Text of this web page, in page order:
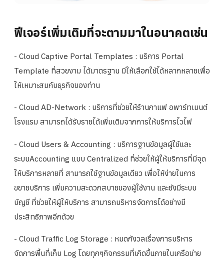
ฟีเจอร์เพิ่มเติมที่จะตามมาในอนาคตเช่น
- Cloud Captive Portal Templates : บริการ Portal
Template ที่สวยงาม ได้มาตรฐาน มีให้เลือกใช้ได้หลากหลายเพื่อ
ให้เหมาะสมกับธุรกิจของท่าน
- Cloud AD-Network : บริการที่ช่วยให้ร้านกาแฟ อพาร์ทเมนต์
โรงแรม สามารถได้รับรายได้เพิ่มเติมจากการให้บริการไวไฟ
- Cloud Users & Accounting : บริการฐานข้อมูลผู้ใช้และ
ระบบAccounting แบบ Centralized ที่ช่วยให้ผู้ให้บริการที่มีจุด
ให้บริการหลายที่ สามารถใช้ฐานข้อมูลเดียว เพื่อให้ง่ายในการ
ขยายบริการ เพิ่มความสะดวกสบายของผู้ใช้งาน และยังมีระบบ
บัญชี ที่ช่วยให้ผู้ให้บริการ สามารถบริหารจัดการได้อย่างมี
ประสิทธิภาพอีกด้วย
- Cloud Traffic Log Storage : หมดกังวลเรื่องการบริหาร
จัดการพื้นที่เก็บ Log โดยทุกๆกิจกรรมที่เกิดขึ้นภายในเครือข่าย